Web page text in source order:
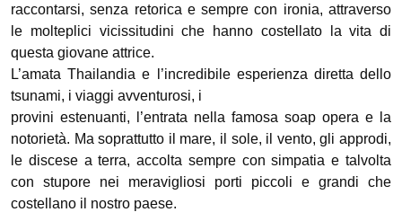
raccontarsi, senza retorica e sempre con ironia, attraverso
le molteplici vicissitudini che hanno costellato la vita di
questa giovane attrice.
L’amata Thailandia e l’incredibile esperienza diretta dello
tsunami, i viaggi avventurosi, i
provini estenuanti, l’entrata nella famosa soap opera e la
notorietà. Ma soprattutto il mare, il sole, il vento, gli approdi,
le discese a terra, accolta sempre con simpatia e talvolta
con stupore nei meravigliosi porti piccoli e grandi che
costellano il nostro paese.